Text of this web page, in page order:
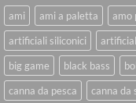
ami ami a paletta amo
artificiali siliconici
big game
black bass
canna da pesca
canna da